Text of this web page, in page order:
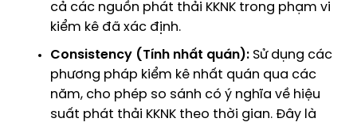
cả các nguồn phát thải KKNK trong phạm vi
kiểm kê đã xác định.
Consistency (Tính nhất quán): Sử dụng các
phương pháp kiểm kê nhất quán qua các
năm, cho phép so sánh có ý nghĩa về hiệu
suất phát thải KKNK theo thời gian. Đây là